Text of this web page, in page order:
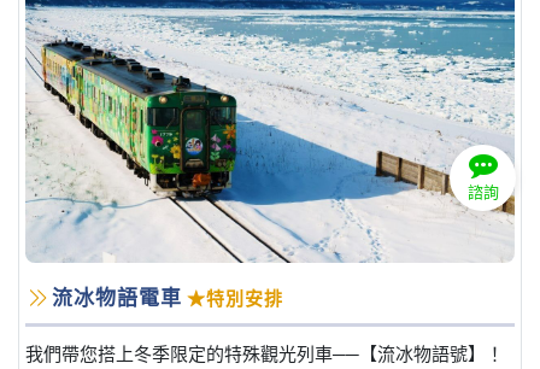
流冰物語電車 ★特別安排
我們帶您搭上冬季限定的特殊觀光列車──【流冰物語號】！
諮詢